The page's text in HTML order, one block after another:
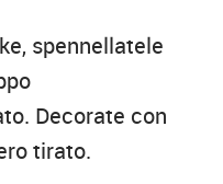
spennellatele
Decorate con
tirato.